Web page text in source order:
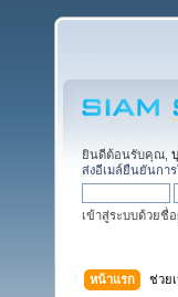
ยินดีต้อนรับคุณ,
ส่งอีเมล์ยืนยันกา
เข้าสู่ระบบด้วยชื่
หน้าแรก ช่วย